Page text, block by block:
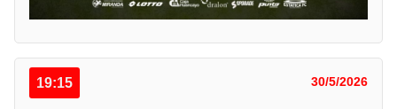
19:15 30/5/2026